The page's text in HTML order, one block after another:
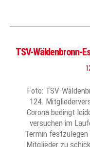
TSV-Wäldenbronn-
Foto: TSV-
124.
Corona bedingt
versuchen im
Termin festzulegen
Mitglieder zu